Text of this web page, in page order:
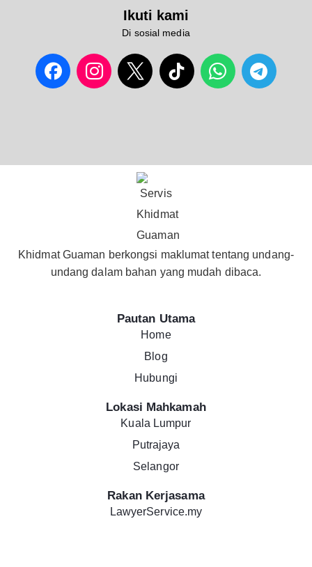
Ikuti kami
Di sosial media
Khidmat Guaman berkongsi maklumat tentang undang-
undang dalam bahan yang mudah dibaca.
Pautan Utama
Home
Blog
Hubungi
Lokasi Mahkamah
Kuala Lumpur
Putrajaya
Selangor
Rakan Kerjasama
LawyerService.my